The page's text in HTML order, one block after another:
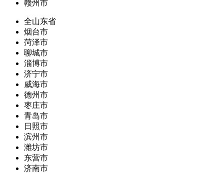
赣州市
全山东省
烟台市
菏泽市
聊城市
淄博市
济宁市
威海市
德州市
枣庄市
青岛市
日照市
滨州市
潍坊市
东营市
济南市